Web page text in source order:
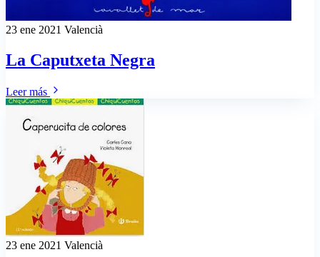
23 ene 2021 Valencià
La Caputxeta Negra
Leer más
23 ene 2021 Valencià